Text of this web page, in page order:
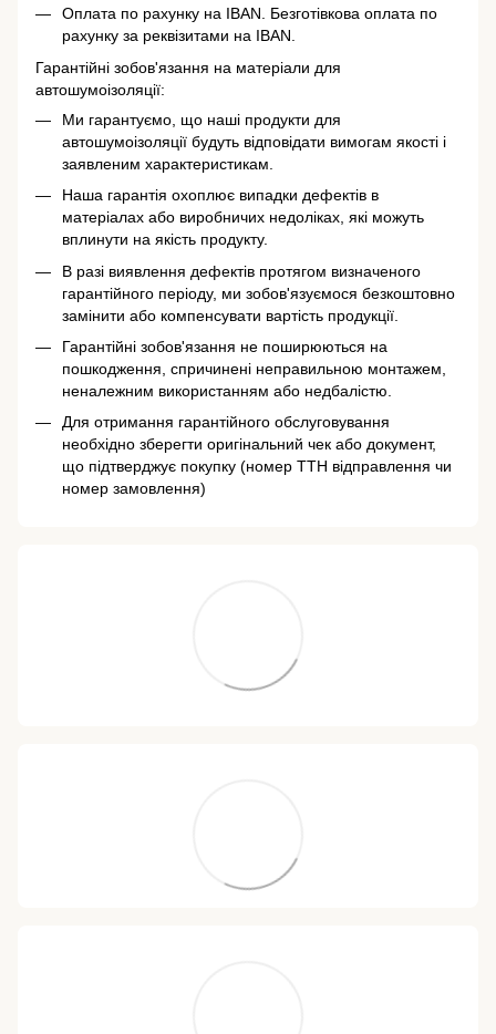
Оплата по рахунку на IBAN. Безготівкова оплата по
рахунку за реквізитами на IBAN.
Гарантійні зобов'язання на матеріали для
автошумоізоляції:
Ми гарантуємо, що наші продукти для
автошумоізоляції будуть відповідати вимогам якості і
заявленим характеристикам.
Наша гарантія охоплює випадки дефектів в
матеріалах або виробничих недоліках, які можуть
вплинути на якість продукту.
В разі виявлення дефектів протягом визначеного
гарантійного періоду, ми зобов'язуємося безкоштовно
замінити або компенсувати вартість продукції.
Гарантійні зобов'язання не поширюються на
пошкодження, спричинені неправильною монтажем,
неналежним використанням або недбалістю.
Для отримання гарантійного обслуговування
необхідно зберегти оригінальний чек або документ,
що підтверджує покупку (номер ТТН відправлення чи
номер замовлення)